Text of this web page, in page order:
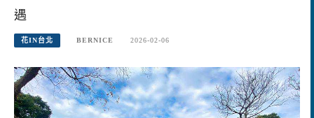
遇
花IN台北 BERNICE 2026-02-06